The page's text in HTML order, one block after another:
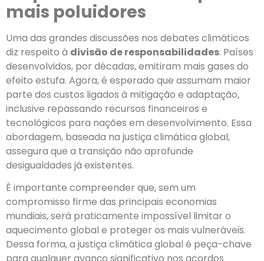
mais poluidores
Uma das grandes discussões nos debates climáticos
diz respeito à divisão de responsabilidades. Países
desenvolvidos, por décadas, emitiram mais gases do
efeito estufa. Agora, é esperado que assumam maior
parte dos custos ligados à mitigação e adaptação,
inclusive repassando recursos financeiros e
tecnológicos para nações em desenvolvimento. Essa
abordagem, baseada na justiça climática global,
assegura que a transição não aprofunde
desigualdades já existentes.
É importante compreender que, sem um
compromisso firme das principais economias
mundiais, será praticamente impossível limitar o
aquecimento global e proteger os mais vulneráveis.
Dessa forma, a justiça climática global é peça-chave